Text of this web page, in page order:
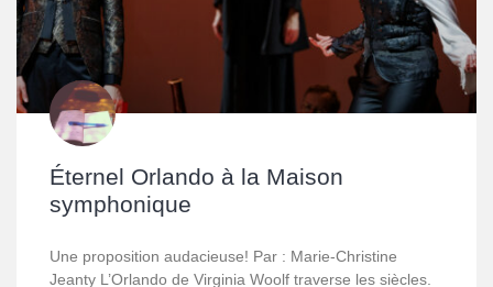
Éternel Orlando à la Maison
symphonique
Une proposition audacieuse! Par : Marie-Christine
Jeanty L’Orlando de Virginia Woolf traverse les siècles.